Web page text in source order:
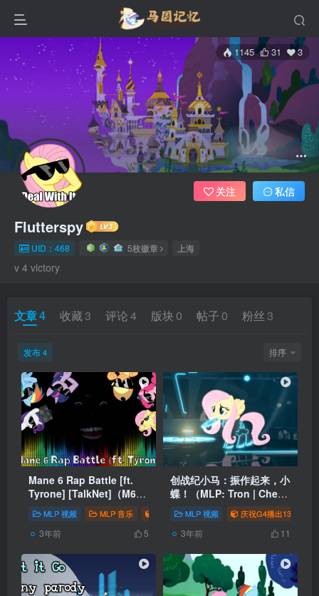
1145 31 3
Flutterspy
UID：468 5枚徽章 上海
v 4 victory
关注 私信
文章4 收藏 3 评论4 版块 0 帖子 0 粉丝 3
发布 4 排序
Mane 6 Rap Battle [ft.
Tyrone] [TalkNet]（M6说
唱组）MLP 视频 MLP 音乐 庆祝G4播出13周年 我为网站做贡献
3年前 5
创战纪小马：振作起来，小
蝶！（MLP: Tron | Cheer
up,Fluttershy!）
MLP 视频 庆祝G4播出13周年
3年前 11